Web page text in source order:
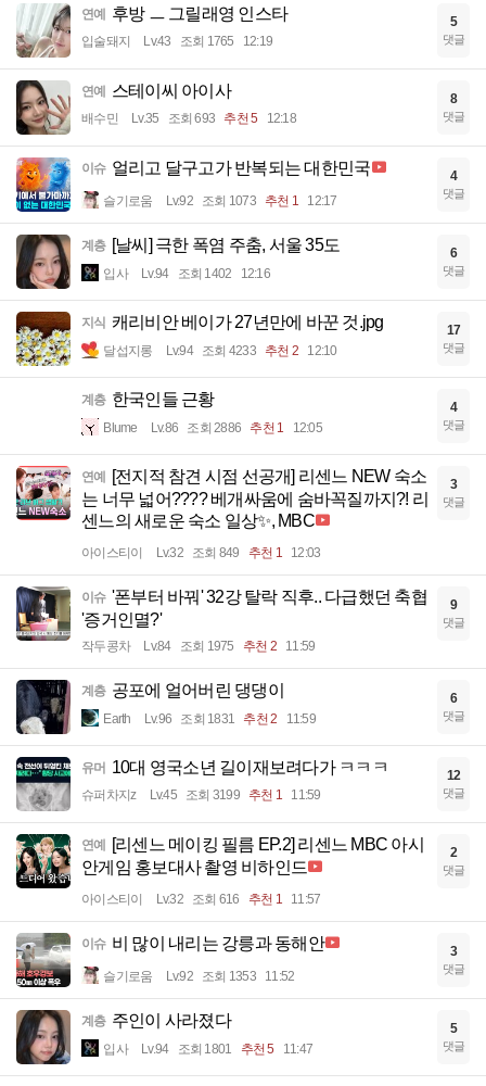
연예 후방 ㅡ 그릴래영 인스타
입술돼지 Lv.43 조회 1765 12:19
5
댓글
연예 스테이씨 아이사
배수민 Lv.35 조회 693 추천 5 12:18
8
댓글
이슈 얼리고 달구고가 반복되는 대한민국
슬기로움 Lv.92 조회 1073 추천 1 12:17
4
댓글
계층 [날씨] 극한 폭염 주춤, 서울 35도
입사 Lv.94 조회 1402 12:16
6
댓글
지식 캐리비안 베이가 27년만에 바꾼 것.jpg
달섭지롱 Lv.94 조회 4233 추천 2 12:10
17
댓글
계층 한국인들 근황
Blume Lv.86 조회 2886 추천 1 12:05
4
댓글
연예 [전지적 참견 시점 선공개] 리센느 NEW 숙소
는 너무 넓어???? 베개싸움에 숨바꼭질까지?! 리
센느의 새로운 숙소 일상✨, MBC
아이스티이 Lv.32 조회 849 추천 1 12:03
3
댓글
이슈 '폰부터 바꿔' 32강 탈락 직후.. 다급했던 축협
'증거인멸?'
작두콩차 Lv.84 조회 1975 추천 2 11:59
9
댓글
계층 공포에 얼어버린 댕댕이
Earth Lv.96 조회 1831 추천 2 11:59
6
댓글
유머 10대 영국소년 길이재보려다가 ㅋㅋㅋ
슈퍼차지z Lv.45 조회 3199 추천 1 11:59
12
댓글
연예 [리센느 메이킹 필름 EP.2] 리센느 MBC 아시
안게임 홍보대사 촬영 비하인드
아이스티이 Lv.32 조회 616 추천 1 11:57
2
댓글
이슈 비 많이 내리는 강릉과 동해안
슬기로움 Lv.92 조회 1353 11:52
3
댓글
계층 주인이 사라졌다
입사 Lv.94 조회 1801 추천 5 11:47
5
댓글